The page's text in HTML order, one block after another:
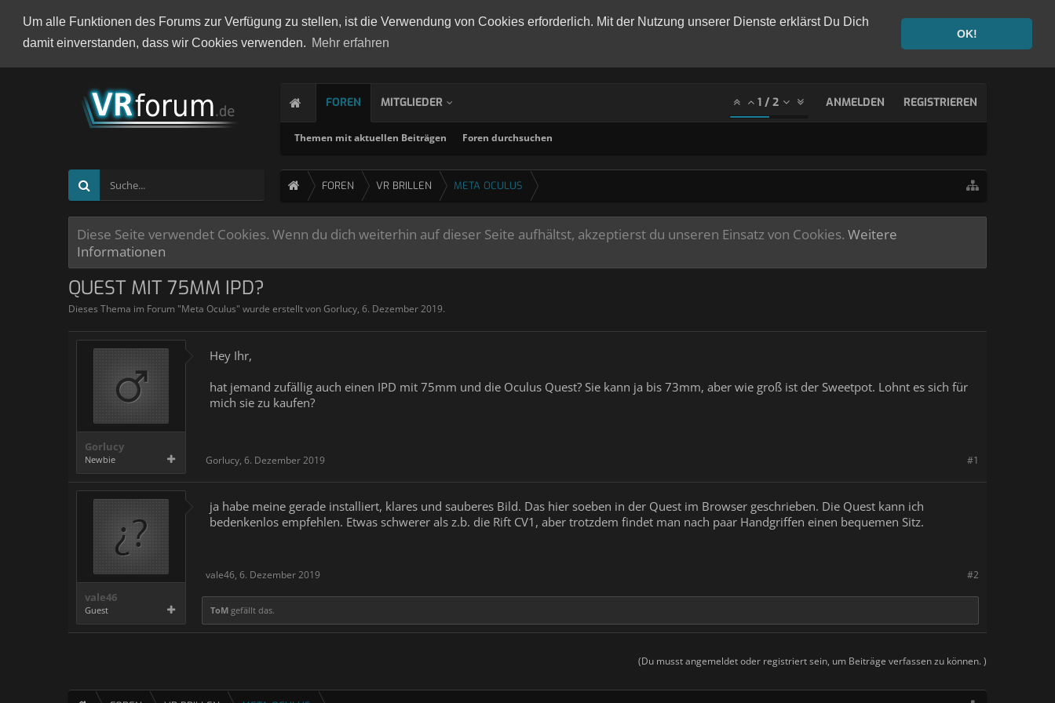
Um alle Funktionen des Forums zur Verfügung zu stellen, ist die Verwendung von Cookies erforderlich. Mit der Nutzung unserer Dienste erklärst Du Dich
damit einverstanden, dass wir Cookies verwenden. Mehr erfahren
OK!
FOREN
Themen mit aktuellen Beiträgen Foren durchsuchen
MITGLIEDER 1 / 2 ANMELDEN REGISTRIEREN
FOREN VR BRILLEN META OCULUS
Diese Seite verwendet Cookies. Wenn du dich weiterhin auf dieser Seite aufhältst, akzeptierst du unseren Einsatz von Cookies. Weitere
Informationen
QUEST MIT 75MM IPD?
Dieses Thema im Forum "Meta Oculus" wurde erstellt vonGorlucy, 6. Dezember 2019.
Gorlucy
Newbie
Hey Ihr,
hat jemand zufällig auch einen IPD mit 75mm und die Oculus Quest? Sie kann ja bis 73mm, aber wie groß ist der Sweetpot. Lohnt es sich für
mich sie zu kaufen?
#1
Gorlucy, 6. Dezember 2019
vale46
Guest
ja habe meine gerade installiert, klares und sauberes Bild. Das hier soeben in der Quest im Browser geschrieben. Die Quest kann ich
bedenkenlos empfehlen. Etwas schwerer als z.b. die Rift CV1, aber trotzdem findet man nach paar Handgriffen einen bequemen Sitz.
#2
vale46, 6. Dezember 2019
ToM gefällt das.
(Du musst angemeldet oder registriert sein, um Beiträge verfassen zu können. )